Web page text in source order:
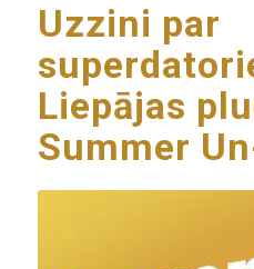
Uzzini par
Liepājas
Summer